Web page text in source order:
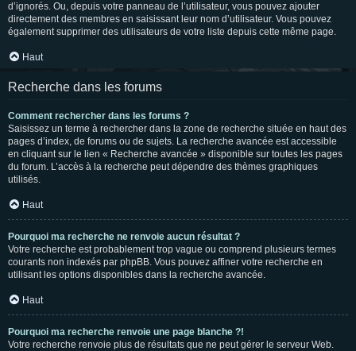
d’ignorés. Ou, depuis votre panneau de l’utilisateur, vous pouvez ajouter
directement des membres en saisissant leur nom d’utilisateur. Vous pouvez
également supprimer des utilisateurs de votre liste depuis cette même page.
Haut
Recherche dans les forums
Comment rechercher dans les forums ?
Saisissez un terme à rechercher dans la zone de recherche située en haut des
pages d’index, de forums ou de sujets. La recherche avancée est accessible
en cliquant sur le lien « Recherche avancée » disponible sur toutes les pages
du forum. L’accès à la recherche peut dépendre des thèmes graphiques
utilisés.
Haut
Pourquoi ma recherche ne renvoie aucun résultat ?
Votre recherche est probablement trop vague ou comprend plusieurs termes
courants non indexés par phpBB. Vous pouvez affiner votre recherche en
utilisant les options disponibles dans la recherche avancée.
Haut
Pourquoi ma recherche renvoie une page blanche ?!
Votre recherche renvoie plus de résultats que ne peut gérer le serveur Web.